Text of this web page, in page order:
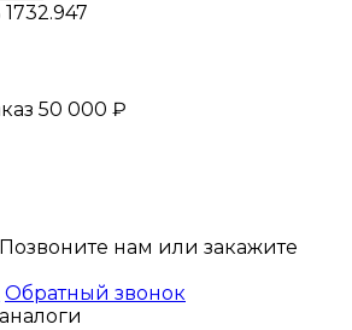
1732.947
50 000 ₽
Позвоните нам или закажите
Обратный звонок